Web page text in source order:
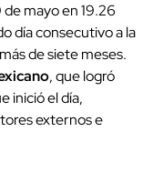
mayo en 19.26
día consecutivo a la
de siete meses.
, que logró
inició el día,
externos e